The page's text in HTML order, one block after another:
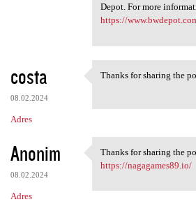
Depot. For more
https://
costa
08.02.2024
Adres
Thanks for sharing
Thanks for sharing the
Anonim
08.02.2024
Adres
Thanks for sharing
Thanks for sharing the
https://nagagames89.io/